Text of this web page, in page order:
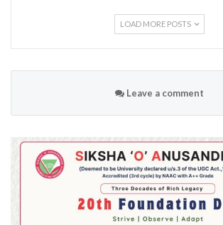
LOAD MORE POSTS
Leave a comment